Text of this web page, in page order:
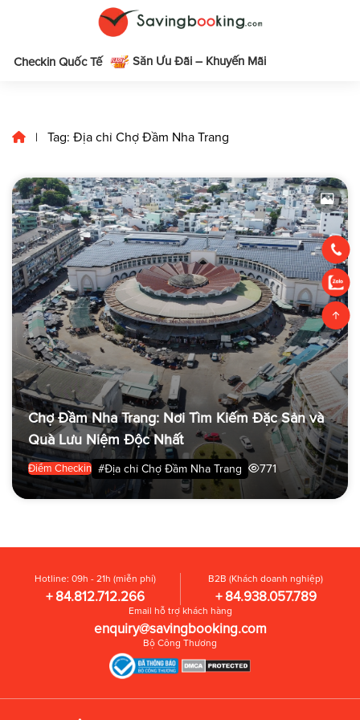
Checkin Quốc Tế Săn Ưu Đãi – Khuyến Mãi
| Tag: Địa chỉ Chợ Đầm Nha Trang
Chợ Đầm Nha Trang: Nơi Tìm Kiếm Đặc Sản và
Quà Lưu Niệm Độc Nhất
Điểm Checkin #Địa chỉ Chợ Đầm Nha Trang 771
Hotline: 09h - 21h (miễn phí)
+ 84.812.712.266
B2B (Khách doanh nghiệp)
+ 84.938.057.789
Email hỗ trợ khách hàng
enquiry@savingbooking.com
Bộ Công Thương